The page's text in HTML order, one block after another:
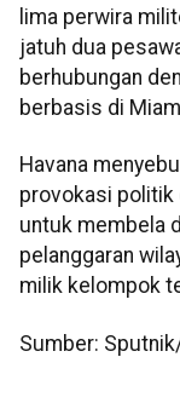
lima perwira
jatuh dua
berhubungan
berbasis di
Havana
provokasi politik
untuk membela
pelanggaran
milik kelompok
Sumber: